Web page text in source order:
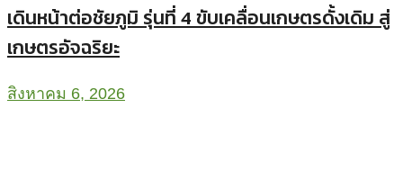
เดินหน้าต่อชัยภูมิ รุ่นที่ 4 ขับเคลื่อนเกษตรดั้งเดิม สู่
เกษตรอัจฉริยะ
สิงหาคม 6, 2026